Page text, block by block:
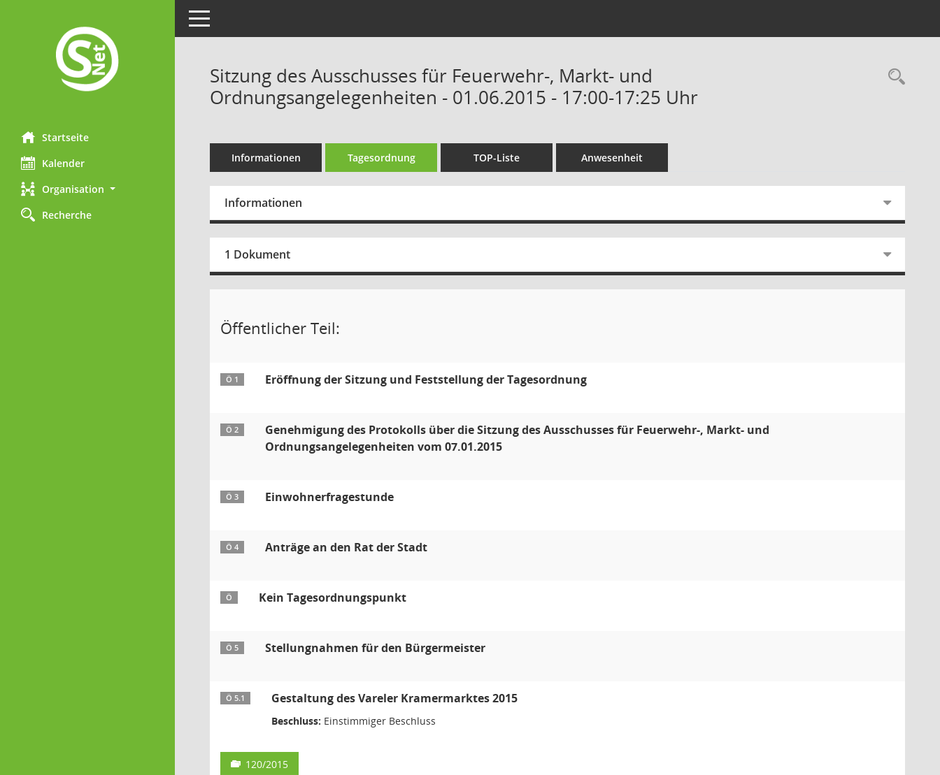
Startseite
Kalender
Organisation
Recherche
Toggle navigation
Sitzung des Ausschusses für Feuerwehr-, Markt- und
Ordnungsangelegenheiten - 01.06.2015 - 17:00-17:25 Uhr
Informationen Tagesordnung TOP-Liste Anwesenheit
Informationen
1 Dokument
Öffentlicher Teil:
Ö 1 Eröffnung der Sitzung und Feststellung der Tagesordnung
Ö 2
Genehmigung des Protokolls über die Sitzung des Ausschusses für Feuerwehr-, Markt- und
Ordnungsangelegenheiten vom 07.01.2015
Ö 3 Einwohnerfragestunde
Ö 4 Anträge an den Rat der Stadt
Ö Kein Tagesordnungspunkt
Ö 5 Stellungnahmen für den Bürgermeister
Ö 5.1 Gestaltung des Vareler Kramermarktes 2015
Beschluss: Einstimmiger Beschluss
120/2015